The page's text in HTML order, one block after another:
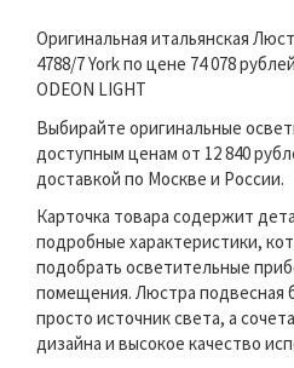
Оригинальная итальянская
4788/7 York по цене 74 078
ODEON LIGHT
Выбирайте оригинальные
доступным ценам от 12 840
доставкой по Москве и России.
Карточка товара содержит
подробные характеристики,
подобрать осветительные
помещения. Люстра подвесная
просто источник света, а
дизайна и высокое качество